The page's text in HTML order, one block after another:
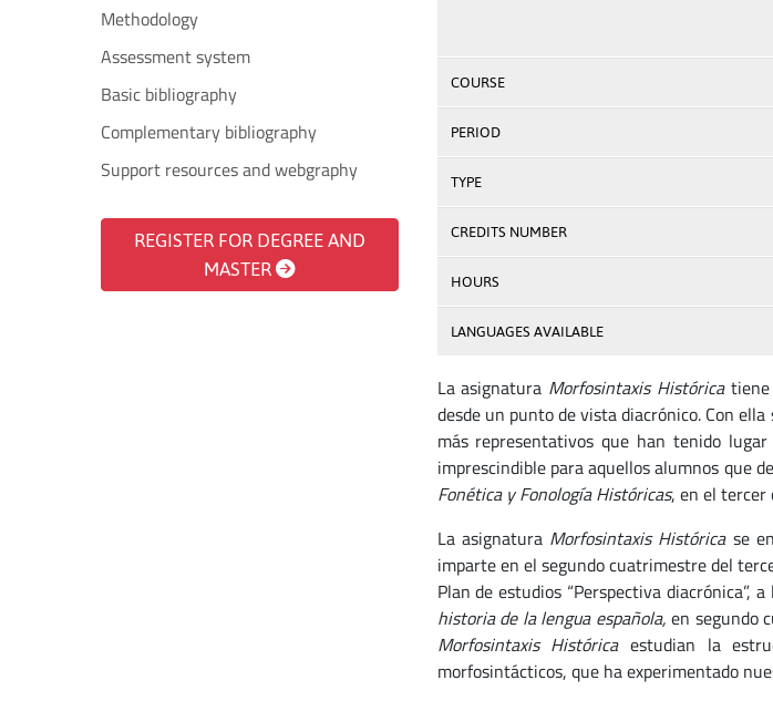
Methodology
Assessment system
Basic bibliography
Complementary bibliography
Support resources and webgraphy
REGISTER FOR DEGREE AND
MASTER
COURSE
PERIOD
TYPE
CREDITS NUMBER
HOURS
LANGUAGES AVAILABLE
La asignatura Morfosintaxis Histórica
desde un punto de vista diacrónico. Con
más representativos que han tenido
imprescindible para aquellos alumnos que
Fonética y Fonología Históricas, en el tercer
La asignatura Morfosintaxis Histórica se
imparte en el segundo cuatrimestre del
Plan de estudios “Perspectiva
historia de la lengua española,en segundo
Morfosintaxis Históricaestudian la
morfosintácticos, que ha experimentado